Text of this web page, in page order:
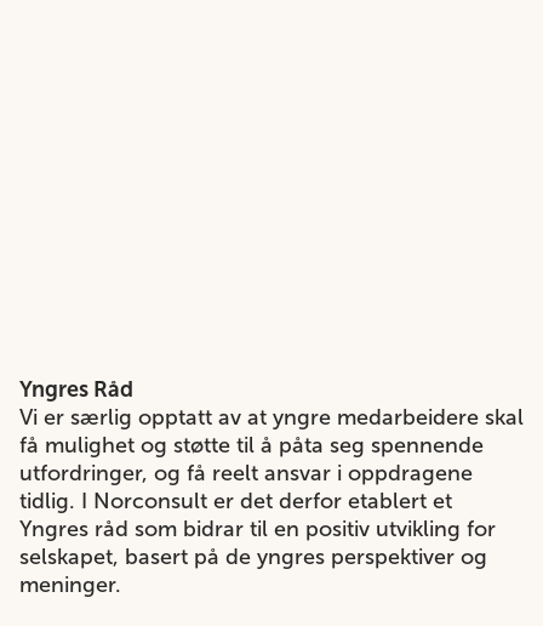
Yngres Råd
Vi er særlig opptatt av at yngre medarbeidere skal
få mulighet og støtte til å påta seg spennende
utfordringer, og få reelt ansvar i oppdragene
tidlig. I Norconsult er det derfor etablert et
Yngres råd som bidrar til en positiv utvikling for
selskapet, basert på de yngres perspektiver og
meninger.